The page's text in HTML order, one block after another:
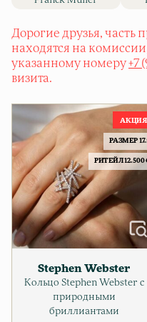
Дорогие друзья, часть
находятся на
указанному номеру+7
визита.
РАЗМЕР
РИТЕЙЛ 12.500
Stephen Webster
Кольцо Stephen Webster с
природными
бриллиантами